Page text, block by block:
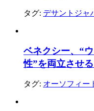
タグ: デサントジャ
ベネクシー、“
性”を両立させ
タグ: オーソフィー